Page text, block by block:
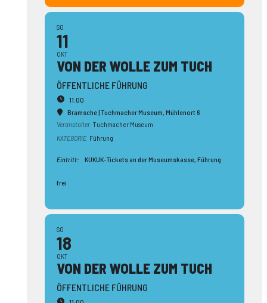
SO
11
OKT
VON DER WOLLE ZUM TUCH
ÖFFENTLICHE FÜHRUNG
11:00
Bramsche | Tuchmacher Museum, Mühlenort 6
Veranstalter Tuchmacher Museum
KATEGORIE Führung
Eintritt: KUKUK-Tickets an der Museumskasse, Führung
frei
SO
18
OKT
VON DER WOLLE ZUM TUCH
ÖFFENTLICHE FÜHRUNG